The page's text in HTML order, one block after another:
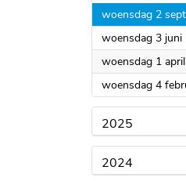
woensdag 2
woensdag 3 juni
woensdag 1 april
woensdag 4
2025
2024